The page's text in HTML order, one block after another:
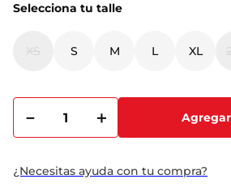
Selecciona tu talle
S M L XL
＋
－
¿Necesitas ayuda con tu compra?
6.
pantalon
camiseta river
9.
river